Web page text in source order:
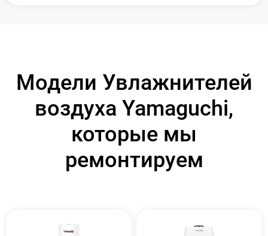
Модели Увлажнителей
воздуха Yamaguchi,
которые мы
ремонтируем